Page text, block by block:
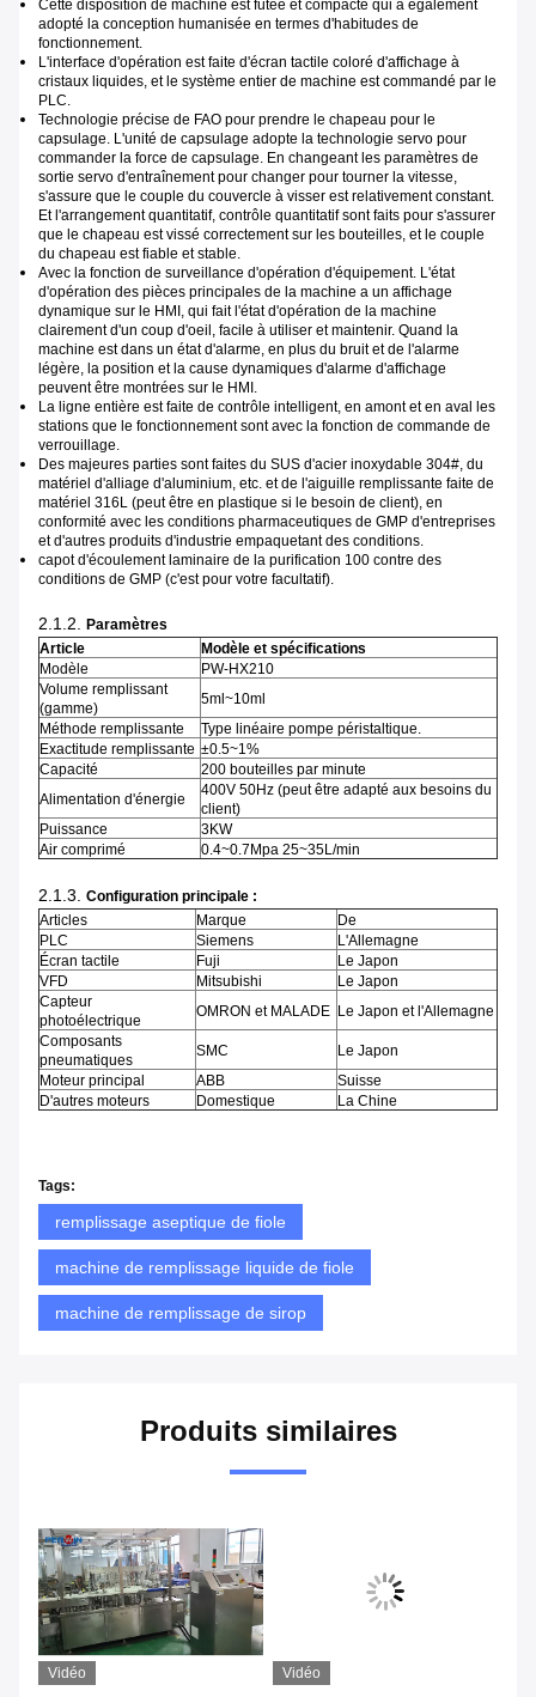
Cette disposition de machine est futée et compacte qui a également
adopté la conception humanisée en termes d'habitudes de
fonctionnement.
L'interface d'opération est faite d'écran tactile coloré d'affichage à
cristaux liquides, et le système entier de machine est commandé par le
PLC.
Technologie précise de FAO pour prendre le chapeau pour le
capsulage. L'unité de capsulage adopte la technologie servo pour
commander la force de capsulage. En changeant les paramètres de
sortie servo d'entraînement pour changer pour tourner la vitesse,
s'assure que le couple du couvercle à visser est relativement constant.
Et l'arrangement quantitatif, contrôle quantitatif sont faits pour s'assurer
que le chapeau est vissé correctement sur les bouteilles, et le couple
du chapeau est fiable et stable.
Avec la fonction de surveillance d'opération d'équipement. L'état
d'opération des pièces principales de la machine a un affichage
dynamique sur le HMI, qui fait l'état d'opération de la machine
clairement d'un coup d'oeil, facile à utiliser et maintenir. Quand la
machine est dans un état d'alarme, en plus du bruit et de l'alarme
légère, la position et la cause dynamiques d'alarme d'affichage
peuvent être montrées sur le HMI.
La ligne entière est faite de contrôle intelligent, en amont et en aval les
stations que le fonctionnement sont avec la fonction de commande de
verrouillage.
Des majeures parties sont faites du SUS d'acier inoxydable 304#, du
matériel d'alliage d'aluminium, etc. et de l'aiguille remplissante faite de
matériel 316L (peut être en plastique si le besoin de client), en
conformité avec les conditions pharmaceutiques de GMP d'entreprises
et d'autres produits d'industrie empaquetant des conditions.
capot d'écoulement laminaire de la purification 100 contre des
conditions de GMP (c'est pour votre facultatif).
2.1.2. Paramètres
Article
Modèle et spécifications
Modèle
PW-HX210
Volume remplissant
(gamme)
5ml~10ml
Méthode remplissante
Type linéaire pompe péristaltique.
Exactitude remplissante ±0.5~1%
Capacité
200 bouteilles par minute
Alimentation d'énergie
400V 50Hz (peut être adapté aux besoins du
client)
Puissance
3KW
Air comprimé
0.4~0.7Mpa 25~35L/min
2.1.3. Configuration principale :
Articles
Marque
De
PLC
Siemens
L'Allemagne
Écran tactile
Fuji
Le Japon
VFD
Mitsubishi
Le Japon
Capteur
photoélectrique
OMRON et MALADE
Le Japon et l'Allemagne
Composants
pneumatiques
SMC
Le Japon
Moteur principal
ABB
Suisse
D'autres moteurs
Domestique La Chine
Tags:
remplissage aseptique de fiole
machine de remplissage liquide de fiole
machine de remplissage de sirop
Produits similaires
Vidéo Vidéo